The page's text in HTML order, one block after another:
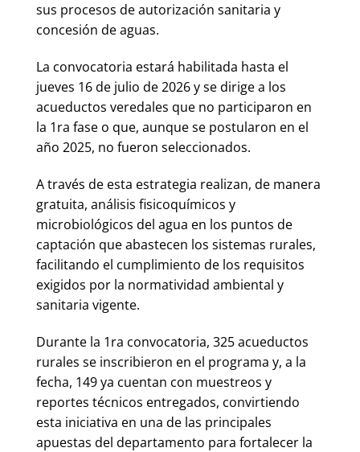
sus procesos de autorización sanitaria y
concesión de aguas.
La convocatoria estará habilitada hasta el
jueves 16 de julio de 2026 y se dirige a los
acueductos veredales que no participaron en
la 1ra fase o que, aunque se postularon en el
año 2025, no fueron seleccionados.
A través de esta estrategia realizan, de manera
gratuita, análisis fisicoquímicos y
microbiológicos del agua en los puntos de
captación que abastecen los sistemas rurales,
facilitando el cumplimiento de los requisitos
exigidos por la normatividad ambiental y
sanitaria vigente.
Durante la 1ra convocatoria, 325 acueductos
rurales se inscribieron en el programa y, a la
fecha, 149 ya cuentan con muestreos y
reportes técnicos entregados, convirtiendo
esta iniciativa en una de las principales
apuestas del departamento para fortalecer la